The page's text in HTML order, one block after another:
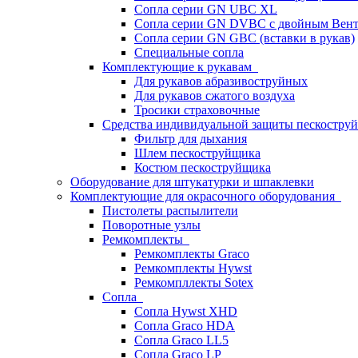
Сопла серии GN UBC XL
Сопла серии GN DVBC с двойным
Сопла серии GN GBC (вставки в рукав)
Специальные сопла
Комплектующие к рукавам
Для рукавов абразивоструйных
Для рукавов сжатого воздуха
Тросики страховочные
Средства индивидуальной защиты
Фильтр для дыхания
Шлем пескоструйщика
Костюм пескоструйщика
Оборудование для штукатурки и шпаклевки
Комплектующие для окрасочного оборудования
Пистолеты распылители
Поворотные узлы
Ремкомплекты
Ремкомплекты Graco
Ремкомплекты Hywst
Ремкомпллекты Sotex
Сопла
Сопла Hywst XHD
Сопла Graco HDA
Сопла Graco LL5
Сопла Graco LP